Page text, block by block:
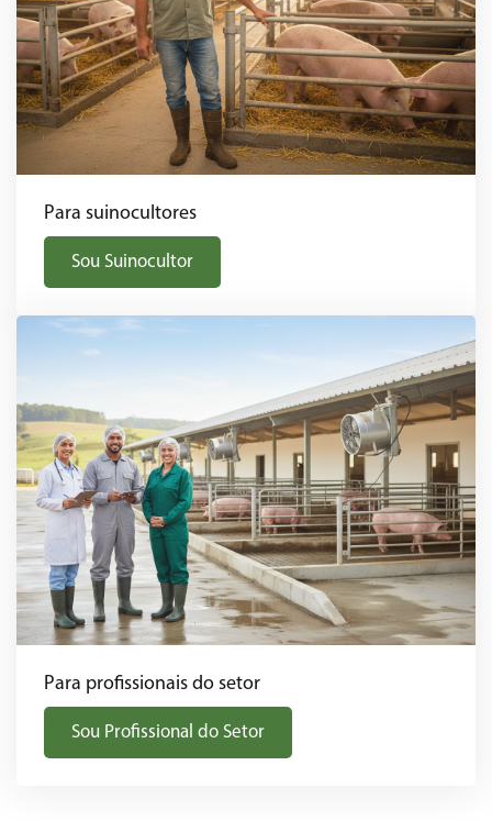
Para suinocultores
Sou Suinocultor
Para profissionais do setor
Sou Profissional do Setor